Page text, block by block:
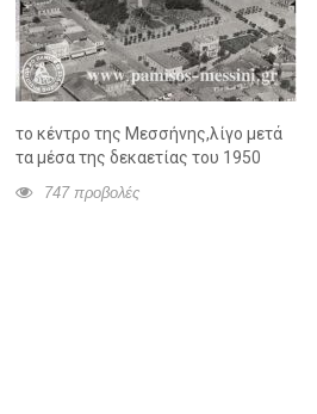
το κέντρο της Μεσσήνης,λίγο μετά
τα μέσα της δεκαετίας του 1950
747 προβολές